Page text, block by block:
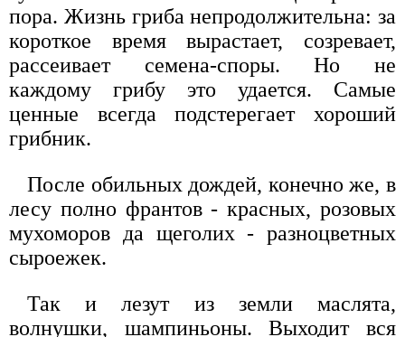
пора. Жизнь гриба непродолжительна: за
короткое время вырастает, созревает,
рассеивает семена-споры. Но не
каждому грибу это удается. Самые
ценные всегда подстерегает хороший
грибник.
После обильных дождей, конечно же, в
лесу полно франтов - красных, розовых
мухоморов да щеголих - разноцветных
сыроежек.
Так и лезут из земли маслята,
волнушки, шампиньоны. Выходит вся